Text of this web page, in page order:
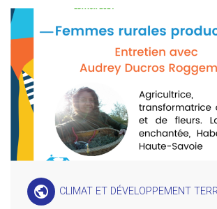
public CLIMAT ET DÉVELOPPEMENT